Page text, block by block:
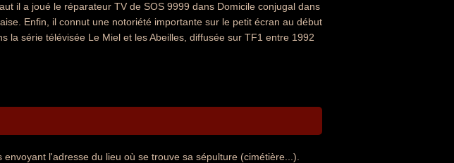
il a joué le réparateur TV de SOS 9999 dans Domicile conjugal dans
Enfin, il connut une notoriété importante sur le petit écran au début
la série télévisée Le Miel et les Abeilles, diffusée sur TF1 entre 1992
l'adresse du lieu où se trouve sa sépulture (cimétière...).